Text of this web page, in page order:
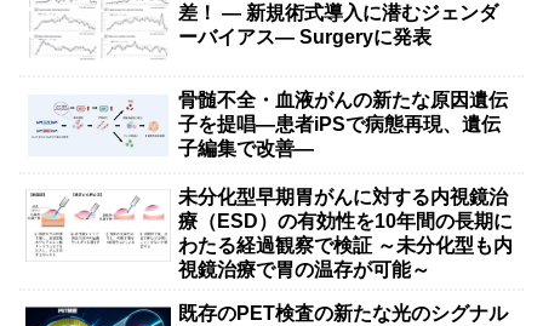
差！ — 新規術式導入に潜むジェンダ
ーバイアス— Surgeryに発表
骨髄不全・血液がんの新たな原因遺伝
子を提唱―患者iPSで病態再現、遺伝
子編集で改善―
未分化型早期胃がんに対する内視鏡治
療（ESD）の有効性を10年間の長期に
わたる経過観察で検証 ～未分化型も内
視鏡治療で胃の温存が可能～
既存のPET検査の新たな光のシグナル